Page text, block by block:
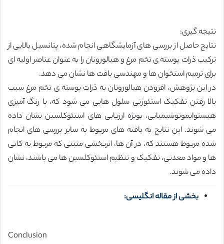
نتیجه گیری:
نتایج حاصل از بررسی های آزمایشگاهی انجام شده، پتانسیل بالایی از
ترکیب ذرات پوسته ی تخم مرغ و هیالورونان را به عنوان عناصر اولیه ای
برای ترمیم استخوان ها و مهندسی بافت ها نشان می دهد.
در این پژوهش، افزودن هیالورونان به ذرات پوسته ی تخم مرغ سبب
بالا رفتن تفکیک استئوژنی سلول هایی می شود که، با رنگ آمیزی
هیستوایمونوشیمیایی، بویژه ارزیابی های استئوکلسین نشان داده
می شوند. این نتایج به یافته های مربوط به سایر بررسی های انجام
شده مربوط هستند که، در آن ها، اثربخشی مثبتی که مربوط به کانی
ها و مواد معدنی، تفکیک و تنظیم استئوکلسین ها می باشند، نشان
داده می شوند.
بخشی از مقاله انگلیسی:
Conclusion